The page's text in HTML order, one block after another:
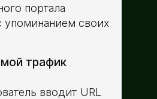
портала
упоминанием своих
трафик
вводит URL